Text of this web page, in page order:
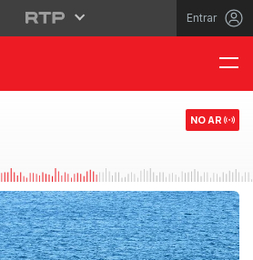
Entrar
NO AR